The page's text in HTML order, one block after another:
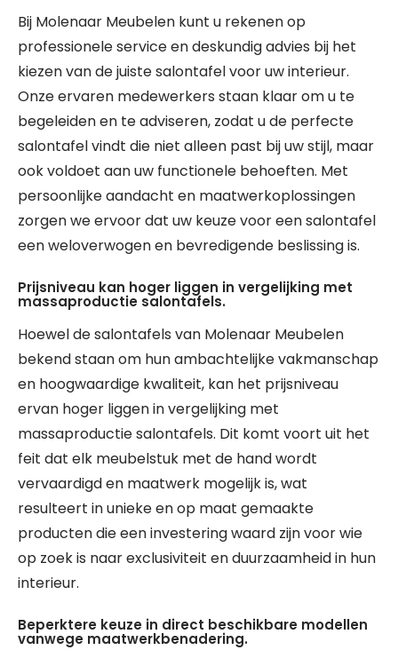
Bij Molenaar Meubelen kunt u rekenen op
professionele service en deskundig advies bij het
kiezen van de juiste salontafel voor uw interieur.
Onze ervaren medewerkers staan klaar om u te
begeleiden en te adviseren, zodat u de perfecte
salontafel vindt die niet alleen past bij uw stijl, maar
ook voldoet aan uw functionele behoeften. Met
persoonlijke aandacht en maatwerkoplossingen
zorgen we ervoor dat uw keuze voor een salontafel
een weloverwogen en bevredigende beslissing is.
Prijsniveau kan hoger liggen in vergelijking met
massaproductie salontafels.
Hoewel de salontafels van Molenaar Meubelen
bekend staan om hun ambachtelijke vakmanschap
en hoogwaardige kwaliteit, kan het prijsniveau
ervan hoger liggen in vergelijking met
massaproductie salontafels. Dit komt voort uit het
feit dat elk meubelstuk met de hand wordt
vervaardigd en maatwerk mogelijk is, wat
resulteert in unieke en op maat gemaakte
producten die een investering waard zijn voor wie
op zoek is naar exclusiviteit en duurzaamheid in hun
interieur.
Beperktere keuze in direct beschikbare modellen
vanwege maatwerkbenadering.